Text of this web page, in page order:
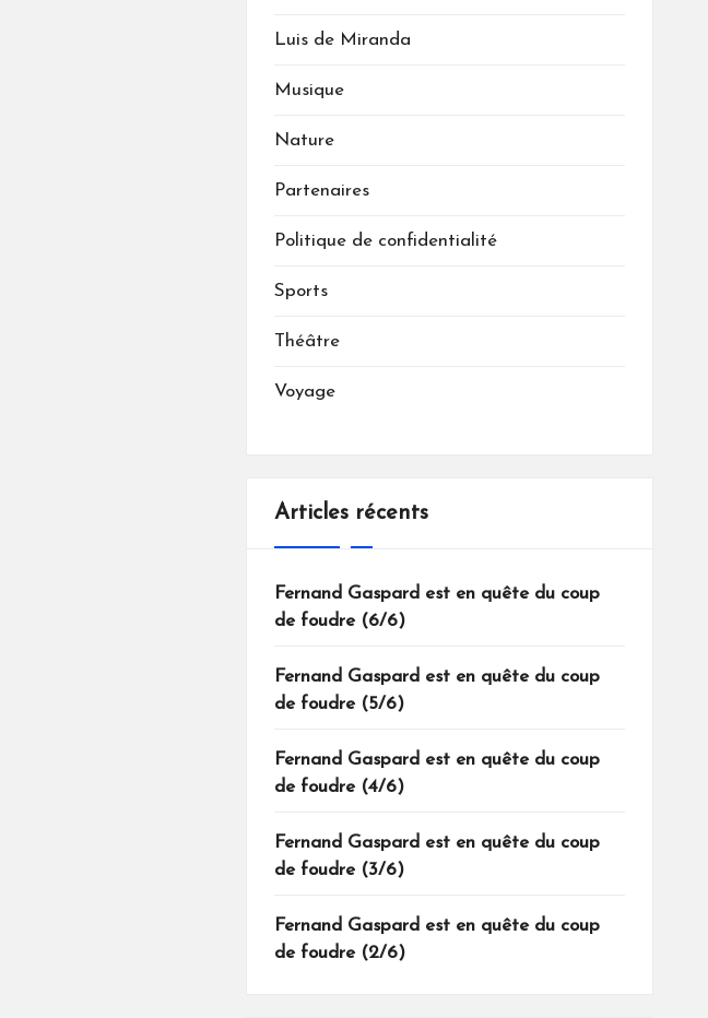
Luis de Miranda
Musique
Nature
Partenaires
Politique de confidentialité
Sports
Théâtre
Voyage
Articles récents
Fernand Gaspard est en quête du coup
de foudre (6/6)
Fernand Gaspard est en quête du coup
de foudre (5/6)
Fernand Gaspard est en quête du coup
de foudre (4/6)
Fernand Gaspard est en quête du coup
de foudre (3/6)
Fernand Gaspard est en quête du coup
de foudre (2/6)